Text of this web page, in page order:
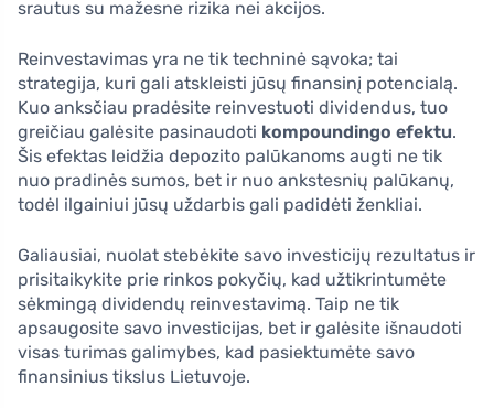
srautus su mažesne rizika nei akcijos.
Reinvestavimas yra ne tik techninė sąvoka; tai
strategija, kuri gali atskleisti jūsų finansinį potencialą.
Kuo anksčiau pradėsite reinvestuoti dividendus, tuo
greičiau galėsite pasinaudoti kompoundingo efektu.
Šis efektas leidžia depozito palūkanoms augti ne tik
nuo pradinės sumos, bet ir nuo ankstesnių palūkanų,
todėl ilgainiui jūsų uždarbis gali padidėti ženkliai.
Galiausiai, nuolat stebėkite savo investicijų rezultatus ir
prisitaikykite prie rinkos pokyčių, kad užtikrintumėte
sėkmingą dividendų reinvestavimą. Taip ne tik
apsaugosite savo investicijas, bet ir galėsite išnaudoti
visas turimas galimybes, kad pasiektumėte savo
finansinius tikslus Lietuvoje.